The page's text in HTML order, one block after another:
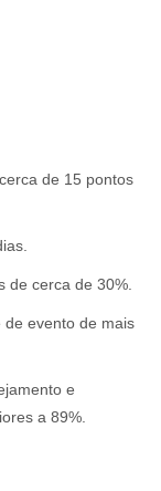
de 15 pontos
de cerca de 30%.
evento de mais
e
a 89%.